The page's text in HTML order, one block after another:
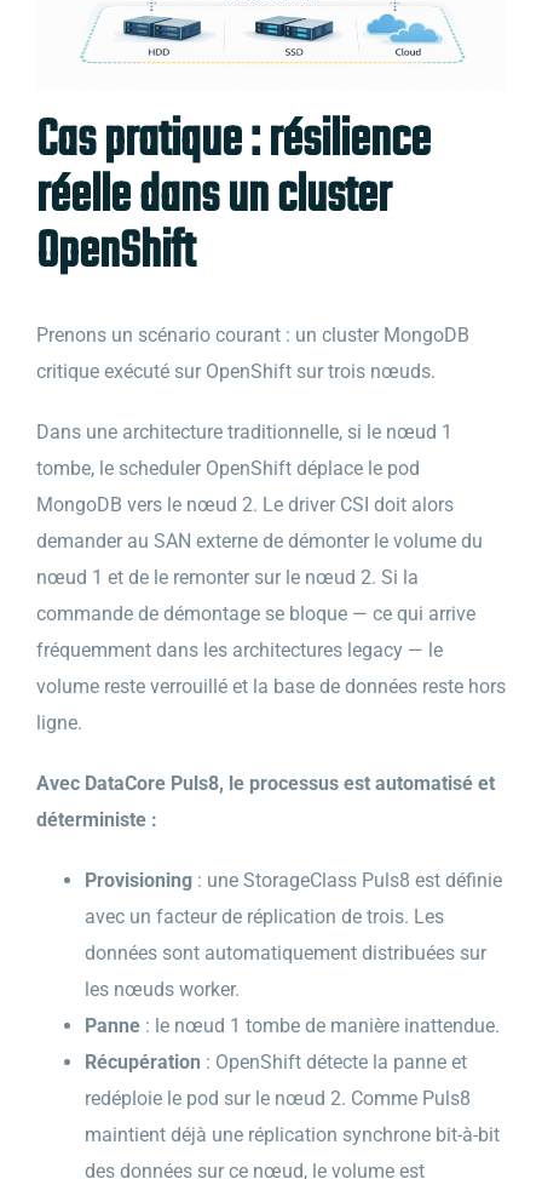
Cas pratique : résilience
réelle dans un cluster
OpenShift
Prenons un scénario courant : un cluster MongoDB
critique exécuté sur OpenShift sur trois nœuds.
Dans une architecture traditionnelle, si le nœud 1
tombe, le scheduler OpenShift déplace le pod
MongoDB vers le nœud 2. Le driver CSI doit alors
demander au SAN externe de démonter le volume du
nœud 1 et de le remonter sur le nœud 2. Si la
commande de démontage se bloque — ce qui arrive
fréquemment dans les architectures legacy — le
volume reste verrouillé et la base de données reste hors
ligne.
Avec DataCore Puls8, le processus est automatisé et
déterministe :
Provisioning : une StorageClass Puls8 est définie
avec un facteur de réplication de trois. Les
données sont automatiquement distribuées sur
les nœuds worker.
Panne : le nœud 1 tombe de manière inattendue.
Récupération : OpenShift détecte la panne et
redéploie le pod sur le nœud 2. Comme Puls8
maintient déjà une réplication synchrone bit-à-bit
des données sur ce nœud, le volume est